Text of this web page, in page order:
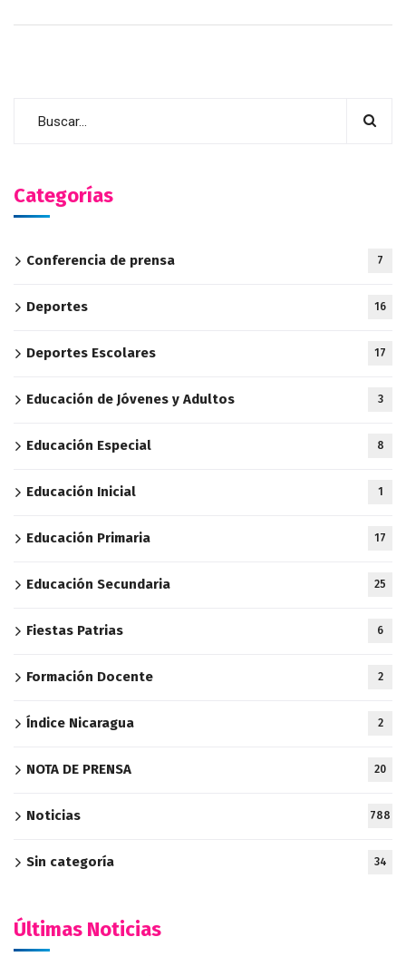
Categorías
Conferencia de prensa 7
Deportes 16
Deportes Escolares 17
Educación de Jóvenes y Adultos 3
Educación Especial 8
Educación Inicial 1
Educación Primaria 17
Educación Secundaria 25
Fiestas Patrias 6
Formación Docente 2
Índice Nicaragua 2
NOTA DE PRENSA 20
Noticias 788
Sin categoría 34
Últimas Noticias